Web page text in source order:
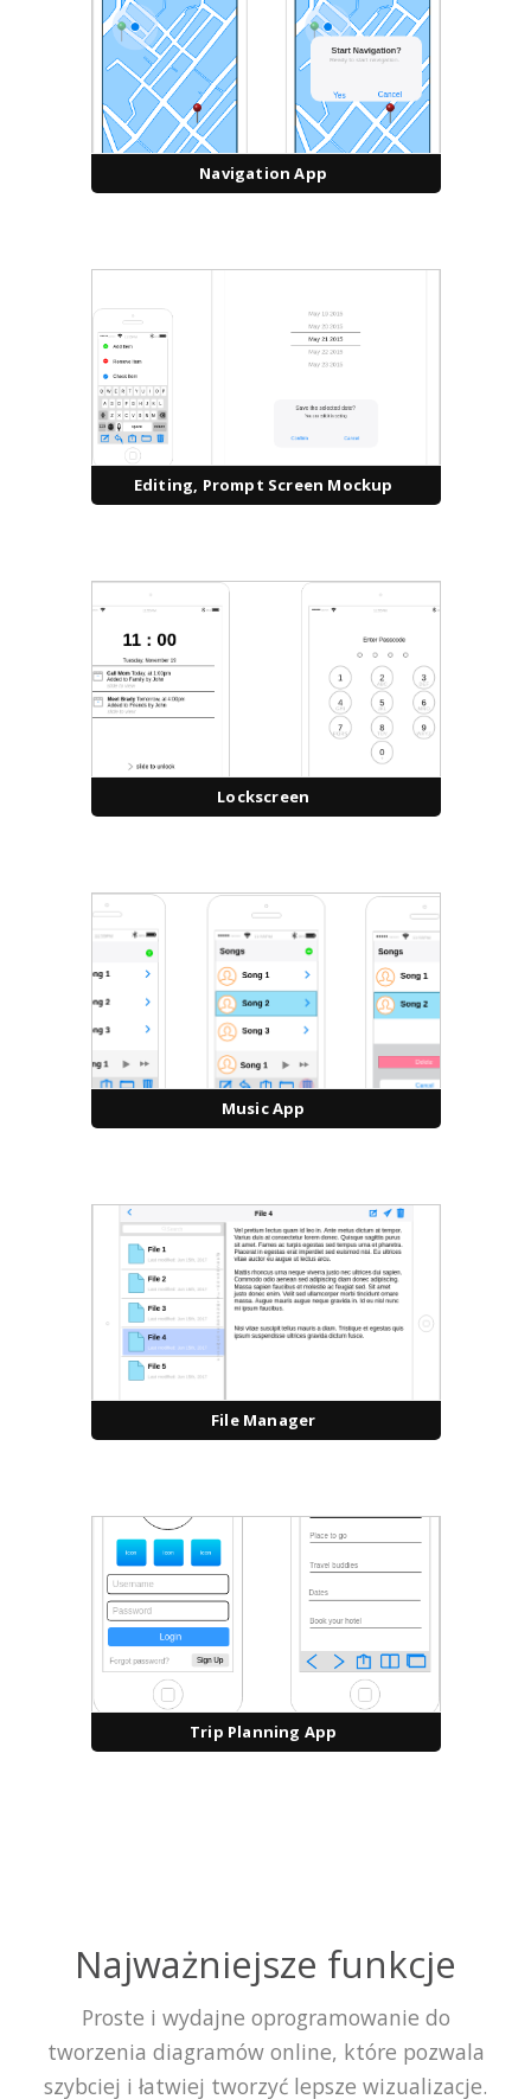
Navigation App
Editing, Prompt Screen Mockup
Lockscreen
Music App
File Manager
Trip Planning App
Najważniejsze funkcje
Proste i wydajne oprogramowanie do
tworzenia diagramów online, które pozwala
szybciej i łatwiej tworzyć lepsze wizualizacje.